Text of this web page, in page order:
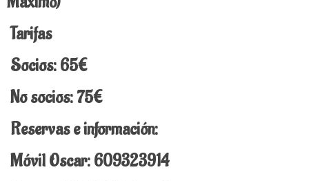
Tarifas
Socios: 65€
No socios: 75€
Reservas e información:
Móvil Oscar: 609323914